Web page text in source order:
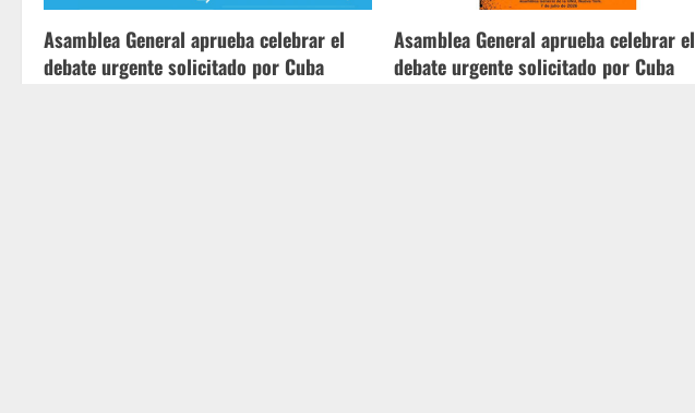
Asamblea General aprueba celebrar el
debate urgente solicitado por Cuba
Asamblea General aprueba celebrar el
debate urgente solicitado por Cuba